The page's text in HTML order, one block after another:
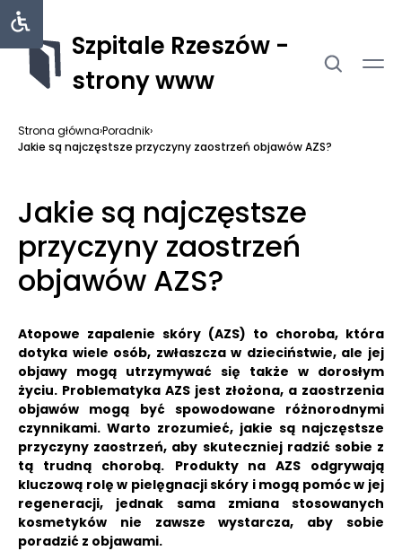
Szpitale Rzeszów -
strony www
Strona główna›Poradnik›
Jakie są najczęstsze przyczyny zaostrzeń objawów AZS?
Jakie są najczęstsze
przyczyny zaostrzeń
objawów AZS?
Atopowe zapalenie skóry (AZS) to choroba, która
dotyka wiele osób, zwłaszcza w dzieciństwie, ale jej
objawy mogą utrzymywać się także w dorosłym
życiu. Problematyka AZS jest złożona, a zaostrzenia
objawów mogą być spowodowane różnorodnymi
czynnikami. Warto zrozumieć, jakie są najczęstsze
przyczyny zaostrzeń, aby skuteczniej radzić sobie z
tą trudną chorobą.
Produkty na AZS odgrywają
kluczową rolę w pielęgnacji skóry i mogą pomóc w jej
regeneracji, jednak sama zmiana stosowanych
kosmetyków nie zawsze wystarcza, aby sobie
poradzić z objawami.